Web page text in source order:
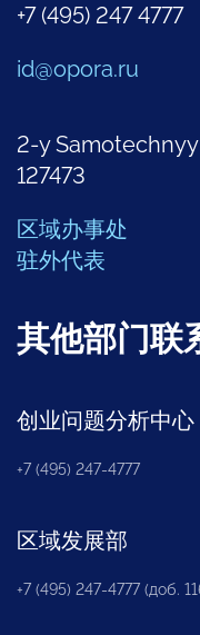
+7 (495) 247 4777
id@opora.ru
2-y
127473
区域办事处
驻外代表
其他部门联
创业问题分析中心
+7 (495) 247-4777
区域发展部
+7 (495) 247-4777 (доб.